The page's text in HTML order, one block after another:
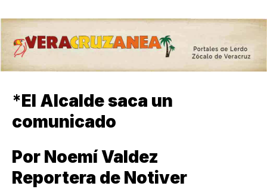
*El Alcalde saca un
comunicado
Por Noemí Valdez
Reportera de Notiver